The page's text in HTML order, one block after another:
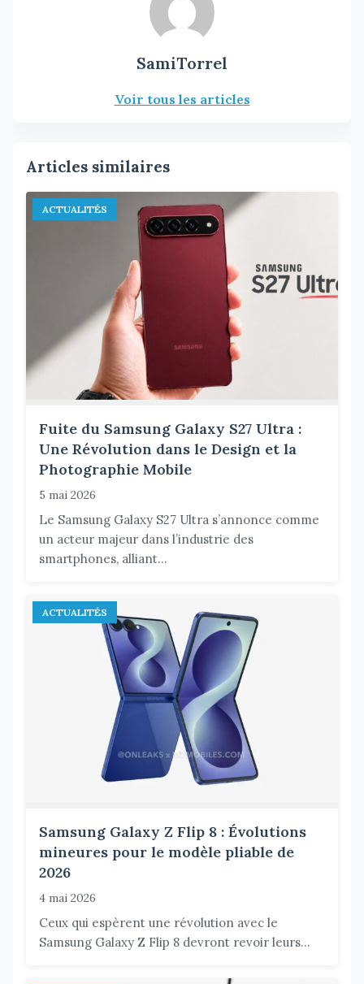
SamiTorrel
Voir tous les articles
Articles similaires
ACTUALITÉS
Fuite du Samsung Galaxy S27 Ultra :
Une Révolution dans le Design et la
Photographie Mobile
5 mai 2026
Le Samsung Galaxy S27 Ultra s’annonce comme
un acteur majeur dans l’industrie des
smartphones, alliant...
ACTUALITÉS
Samsung Galaxy Z Flip 8 : Évolutions
mineures pour le modèle pliable de
2026
4 mai 2026
Ceux qui espèrent une révolution avec le
Samsung Galaxy Z Flip 8 devront revoir leurs...